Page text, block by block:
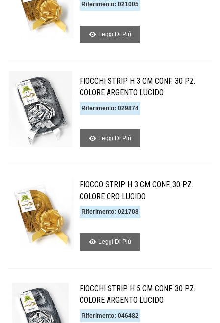
Riferimento: 021005
Leggi Di Piú
FIOCCHI STRIP H 3 CM CONF. 30 PZ.
COLORE ARGENTO LUCIDO
Riferimento: 029874
Leggi Di Piú
FIOCCO STRIP H 3 CM CONF. 30 PZ.
COLORE ORO LUCIDO
Riferimento: 021708
Leggi Di Piú
FIOCCHI STRIP H 5 CM CONF. 30 PZ.
COLORE ARGENTO LUCIDO
Riferimento: 046482